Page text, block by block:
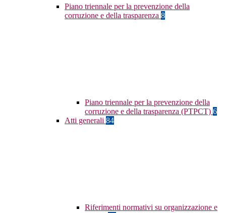
Piano triennale per la prevenzione della
corruzione e della trasparenza 8
Piano triennale per la prevenzione della
corruzione e della trasparenza (PTPCT) 6
Atti generali 84
Riferimenti normativi su organizzazione e